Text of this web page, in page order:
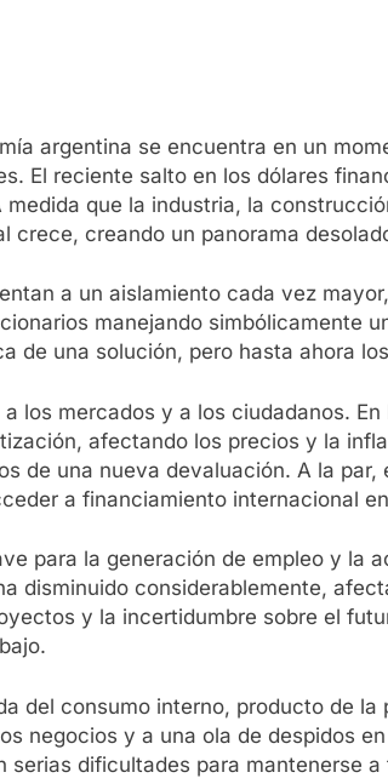
argentina se encuentra en un
El reciente salto en los dólares
que la industria, la
creando un panorama
a un aislamiento cada vez
manejando simbólicamente
de una solución, pero hasta ahora
los mercados y a los ciudadanos.
afectando los precios y la
de una nueva devaluación. A la
a financiamiento internacional
para la generación de empleo y la
disminuido considerablemente,
y la incertidumbre sobre el
del consumo interno, producto de
negocios y a una ola de despidos
serias dificultades para mantenerse a